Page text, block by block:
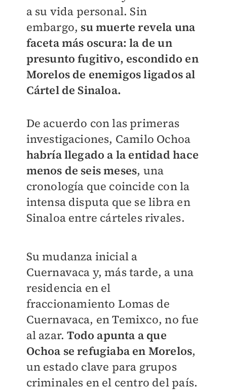
a su vida personal. Sin
embargo, su muerte revela una
faceta más oscura: la de un
presunto fugitivo, escondido en
Morelos de enemigos ligados al
Cártel de Sinaloa.
De acuerdo con las primeras
investigaciones, Camilo Ochoa
habría llegado a la entidad hace
menos de seis meses, una
cronología que coincide con la
intensa disputa que se libra en
Sinaloa entre cárteles rivales.
Su mudanza inicial a
Cuernavaca y, más tarde, a una
residencia en el
fraccionamiento Lomas de
Cuernavaca, en Temixco, no fue
al azar.Todo apunta a que
Ochoa se refugiaba en Morelos,
un estado clave para grupos
criminales en el centro del país.